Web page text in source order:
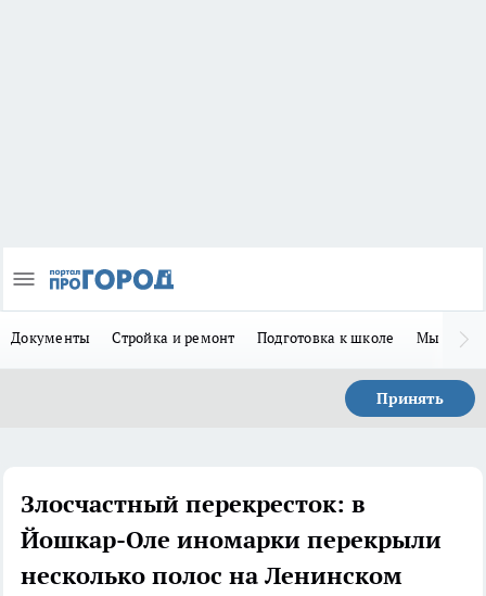
Документы Стройка и ремонт Подготовка к школе Мы в MAX
Принять
Злосчастный перекресток: в
Йошкар-Оле иномарки перекрыли
несколько полос на Ленинском